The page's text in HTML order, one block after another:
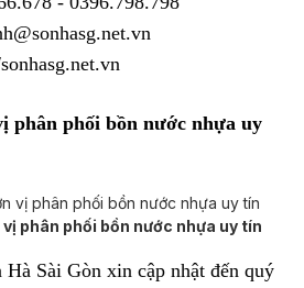
phân phối bồn nước nhựa uy
phân phối bồn nước nhựa uy tín
Hà Sài Gòn xin cập nhật đến quý